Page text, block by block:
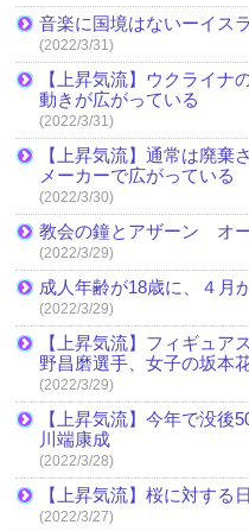
音楽に国境はないーイス
(2022/3/31)
【上昇気流】ウクライナ
動きが広がっている
(2022/3/31)
【上昇気流】通常は廃棄
メーカーで広がっている
(2022/3/30)
教会の鐘とアザーン オ
(2022/3/29)
成人年齢が18歳に、４月
(2022/3/29)
【上昇気流】フィギュア
野昌磨選手、女子の坂本
(2022/3/29)
【上昇気流】今年で没後
川端康成
(2022/3/28)
【上昇気流】桜に対する
(2022/3/27)